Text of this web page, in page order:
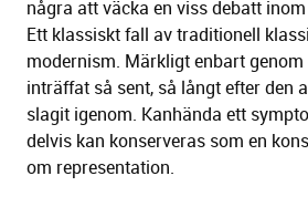
några att väcka en viss debatt
Ett klassiskt fall av traditionell
modernism. Märkligt enbart
inträffat så sent, så långt efter den
slagit igenom. Kanhända ett
delvis kan konserveras som en
om representation.